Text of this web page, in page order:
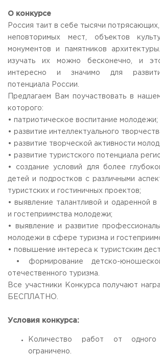
Работа с лицами с ОВЗ и инвалидами
Контакты
системе ВО
Федеральное учебно-методическое
ЗАКАЗАТЬ ОБРАТНЫЙ ЗВОНОК
пгт. Черкизово,
ул. Главная, 99
ТЕЛЕФОНЫ
+7 (495) 940 83 00
E-MAIL
info@rguts.ru
obrashenia@rguts.ru
priem@rguts.ru - Приемная комиссия
ГРАФИК И РЕЖИМ РАБОТЫ
пн-чт: с 09:00 до 18:00;
пт: с 09:00 до 16:45;
Приемная комиссия
пн-пт: с 10:00 до 17:00;
сб: с 10:00 до 15:30;
О конкурсе
Россия таит в себе тысячи
неповторимых мест, объектов
монументов и памятников
изучать их можно бесконечно, и
интересно и значимо для
потенциала России.
Предлагаем Вам поучаствовать в
которого:
• патриотическое воспитание молодежи;
• развитие интеллектуального
• развитие творческой активности
• развитие туристского потенциала
• создание условий для более
детей и подростков с различными
туристских и гостиничных проектов;
• выявление талантливой и одаренной в
и гостеприимства молодежи;
• выявление и развитие
молодежи в сфере туризма и
• повышение интереса к туристским
• формирование детско-
отечественного туризма.
Все участники Конкурса получают
БЕСПЛАТНО.
Условия конкурса:
Количество работ от
ограничено.